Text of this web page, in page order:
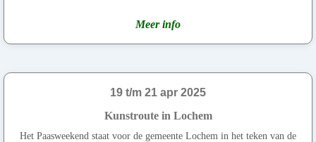
Meer info
19 t/m 21 apr 2025
Kunstroute in Lochem
Het Paasweekend staat voor de gemeente Lochem in het teken van de